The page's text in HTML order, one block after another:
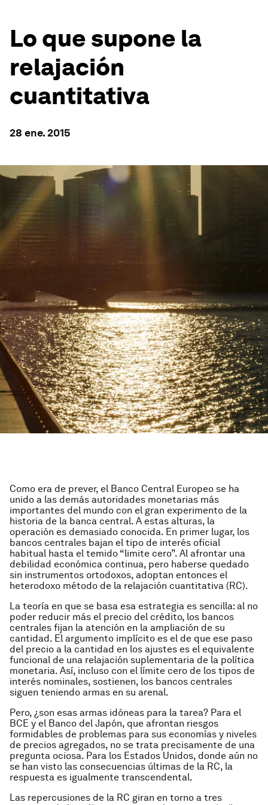
Lo que supone la
relajación
cuantitativa
28 ene. 2015
Como era de prever, el Banco Central Europeo se ha
unido a las demás autoridades monetarias más
importantes del mundo con el gran experimento de la
historia de la banca central. A estas alturas, la
operación es demasiado conocida. En primer lugar, los
bancos centrales bajan el tipo de interés oficial
habitual hasta el temido “limite cero”. Al afrontar una
debilidad económica continua, pero haberse quedado
sin instrumentos ortodoxos, adoptan entonces el
heterodoxo método de la relajación cuantitativa (RC).
La teoría en que se basa esa estrategia es sencilla: al no
poder reducir más el precio del crédito, los bancos
centrales fijan la atención en la ampliación de su
cantidad. El argumento implícito es el de que ese paso
del precio a la cantidad en los ajustes es el equivalente
funcional de una relajación suplementaria de la política
monetaria. Así, incluso con el límite cero de los tipos de
interés nominales, sostienen, los bancos centrales
siguen teniendo armas en su arenal.
Pero, ¿son esas armas idóneas para la tarea? Para el
BCE y el Banco del Japón, que afrontan riesgos
formidables de problemas para sus economías y niveles
de precios agregados, no se trata precisamente de una
pregunta ociosa. Para los Estados Unidos, donde aún no
se han visto las consecuencias últimas de la RC, la
respuesta es igualmente transcendental.
Las repercusiones de la RC giran en torno a tres